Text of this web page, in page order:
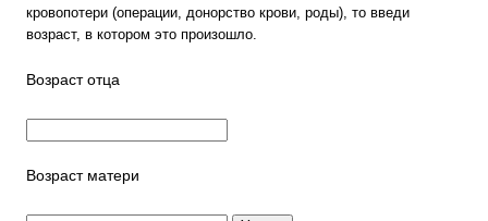
кровопотери (операции, донорство крови, роды), то введи
возраст, в котором это произошло.
Возраст отца
Возраст матери